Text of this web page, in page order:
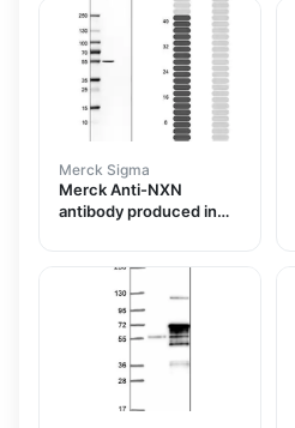
Merck Sigma
Merck Anti-NXN
antibody produced in